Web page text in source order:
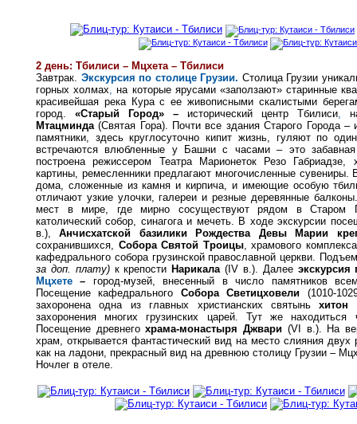
2 день: Тбилиси – Мцхета – Тбилиси
Завтрак. Экскурсия по столице Грузии. Столица Грузии
горных холмах, на которые ярусами «заползают» старинные
красивейшая река Кура с ее живописными скалистыми
город. «Старый Город» – исторический центр Тбилиси,
Мтацминда(Святая Гора). Почти все здания Старого Города –
памятники, здесь круглосуточно кипит жизнь, гуляют по
встречаются влюбленные у Башни с часами – это
построена режиссером Театра Марионеток Резо Габриадзе,
картины, ремесленники предлагают многочисленные сувениры.
дома, сложенные из камня и кирпича, и имеющие особую
отличают узкие улочки, галереи и резные деревянные
мест в мире, где мирно сосуществуют рядом в Старом
католический собор, синагога и мечеть. В ходе экскурсии
в.),Анчисхатской базилики Рождества Девы Марии
сохранившихся, Собора Святой Троицы, храмового
кафедрального собора грузинской православной церкви.
за доп. плату)к крепости Нарикала(ІV в.). Далее экскурсия
Мцхете
– город-музей, внесенный в число памятников
Посещение кафедрального Собора Светицховели (1010-
захоронена одна из главных христианских святыньхитон
захоронения многих грузинских царей. Тут же находиться
Посещение древнегохрама-монастыря Джвари (VI в.). На
храм, открывается фантастический вид на место слияния
как на ладони, прекрасный вид на древнюю столицу Грузии –
Ночлег в отеле.